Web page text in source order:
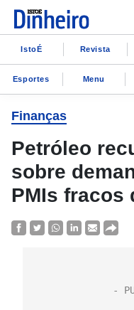
IstoÉ Revista
Esportes Menu
Finanças
Petróleo
sobre
PMIs fracos